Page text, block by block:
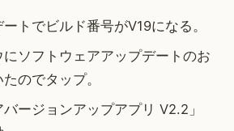
トでビルド番号がV19になる。
ソフトウェアアップデートのお
のでタップ。
バージョンアップアプリ V2.2」